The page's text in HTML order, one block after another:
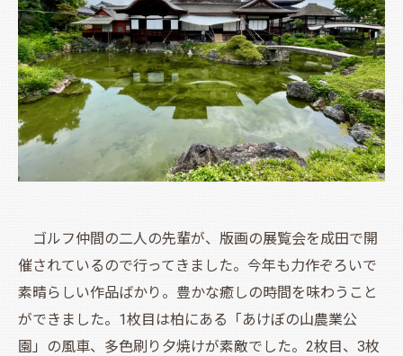
ゴルフ仲間の二人の先輩が、版画の展覧会を成田で開
催されているので行ってきました。今年も力作ぞろいで
素晴らしい作品ばかり。豊かな癒しの時間を味わうこと
ができました。1枚目は柏にある「あけぼの山農業公
園」の風車、多色刷り夕焼けが素敵でした。2枚目、3枚